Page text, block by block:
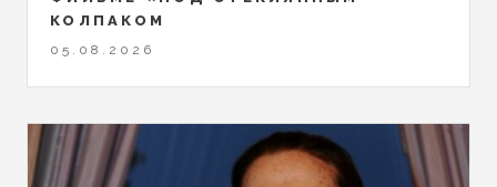
КОЛПАКОМ
05.08.2026